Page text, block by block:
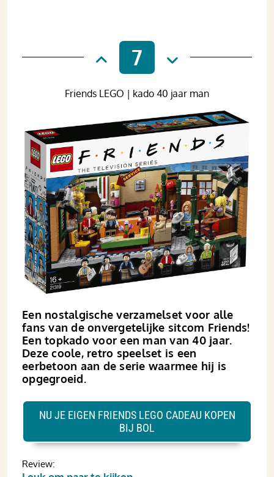
7
Een nostalgische verzamelset voor alle
fans van de onvergetelijke sitcom Friends!
Een topkado voor een man van 40 jaar.
Deze coole, retro speelset is een
eerbetoon aan de serie waarmee hij is
opgegroeid.
Friends LEGO | kado 40 jaar man
Review:
NU JE EIGEN FRIENDS LEGO CADEAU KOPEN
BIJ BOL